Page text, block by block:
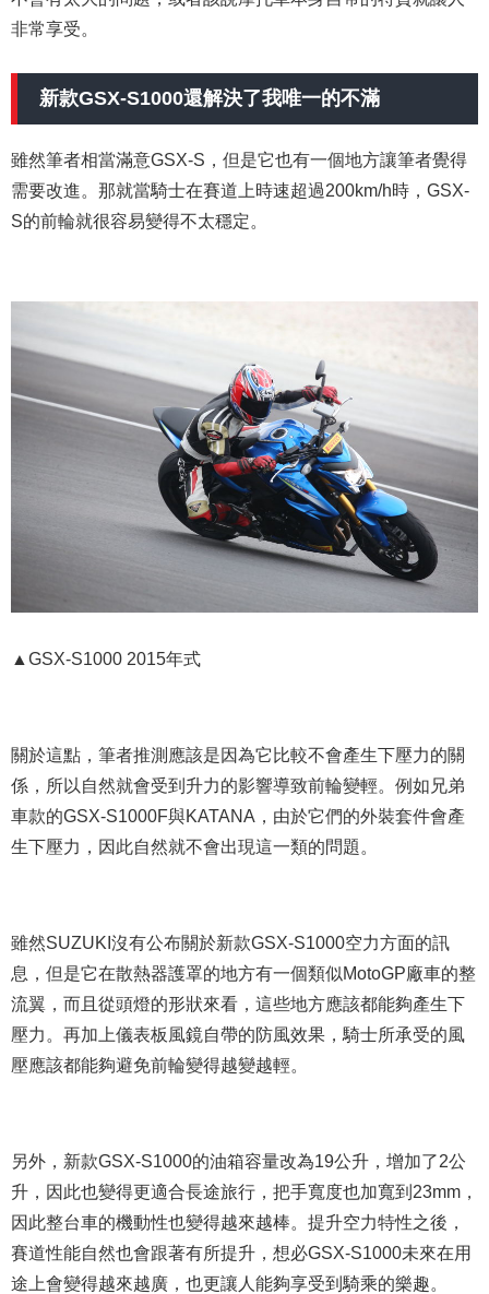
非常享受。
新款GSX-S1000還解決了我唯一的不滿
雖然筆者相當滿意GSX-S，但是它也有一個地方讓筆者覺得
需要改進。那就當騎士在賽道上時速超過200km/h時，GSX-
S的前輪就很容易變得不太穩定。
▲GSX-S1000 2015年式
關於這點，筆者推測應該是因為它比較不會產生下壓力的關
係，所以自然就會受到升力的影響導致前輪變輕。例如兄弟
車款的GSX-S1000F與KATANA，由於它們的外裝套件會產
生下壓力，因此自然就不會出現這一類的問題。
雖然SUZUKI沒有公布關於新款GSX-S1000空力方面的訊
息，但是它在散熱器護罩的地方有一個類似MotoGP廠車的整
流翼，而且從頭燈的形狀來看，這些地方應該都能夠產生下
壓力。再加上儀表板風鏡自帶的防風效果，騎士所承受的風
壓應該都能夠避免前輪變得越變越輕。
另外，新款GSX-S1000的油箱容量改為19公升，增加了2公
升，因此也變得更適合長途旅行，把手寬度也加寬到23mm，
因此整台車的機動性也變得越來越棒。提升空力特性之後，
賽道性能自然也會跟著有所提升，想必GSX-S1000未來在用
途上會變得越來越廣，也更讓人能夠享受到騎乘的樂趣。